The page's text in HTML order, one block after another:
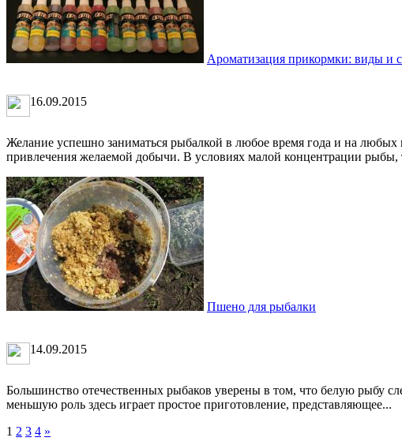
Ароматизация прикормки: виды и
16.09.2015
Желание успешно заниматься рыбалкой в любое время года и на любых
привлечения желаемой добычи. В условиях малой концентрации рыбы,
Пшено для рыбалки
14.09.2015
Большинство отечественных рыбаков уверены в том, что белую рыбу
меньшую роль здесь играет простое приготовление, представляющее...
1 2 3 4 »